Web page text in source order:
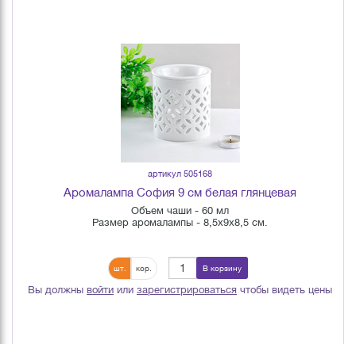
артикул 505168
Аромалампа София 9 см белая глянцевая
Объем чаши - 60 мл
Размер аромалампы - 8,5х9х8,5 см.
шт. кор. В корзину
Вы должны войти или зарегистрироваться чтобы видеть цены